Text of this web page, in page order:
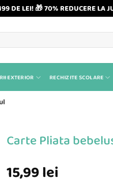
DE LEI! 🎁 70% REDUCERE LA
EXTERIOR RECHIZITE SCOLARE
Carte Pliata
15,99lei